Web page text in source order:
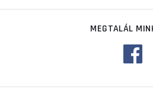
MEGTALÁL